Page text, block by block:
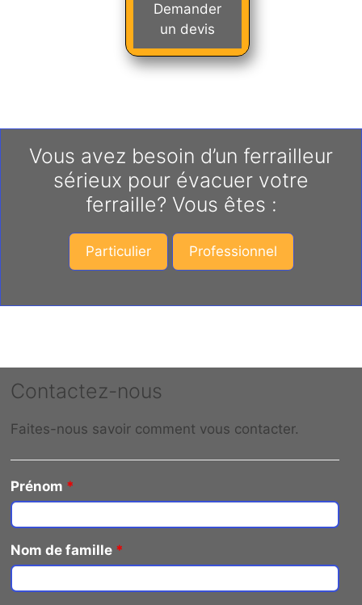
Demander
un devis
Vous avez besoin d’un ferrailleur
sérieux pour évacuer votre
ferraille? Vous êtes :
Particulier Professionnel
Contactez-nous
Faites-nous savoir comment vous contacter.
Prénom *
Nom de famille *